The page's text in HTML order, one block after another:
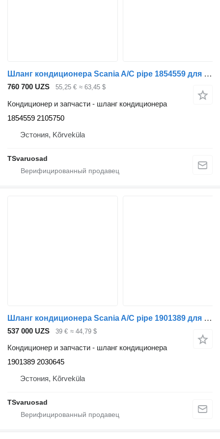
Шланг кондиционера Scania A/C pipe 1854559 для тягача Scania G400
760 700 UZS 55,25 € ≈ 63,45 $
Кондиционер и запчасти - шланг кондиционера
1854559 2105750
Эстония, Kõrveküla
TSvaruosad
Шланг кондиционера Scania A/C pipe 1901389 для тягача Scania G400
537 000 UZS 39 € ≈ 44,79 $
Кондиционер и запчасти - шланг кондиционера
1901389 2030645
Эстония, Kõrveküla
TSvaruosad